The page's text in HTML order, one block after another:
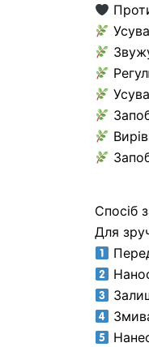
Спосіб
Для